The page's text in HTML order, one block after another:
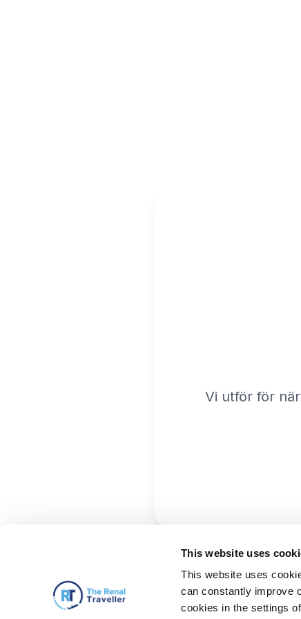
This website uses
This website uses
can constantly improve
cookies in the settings
Vi utför för